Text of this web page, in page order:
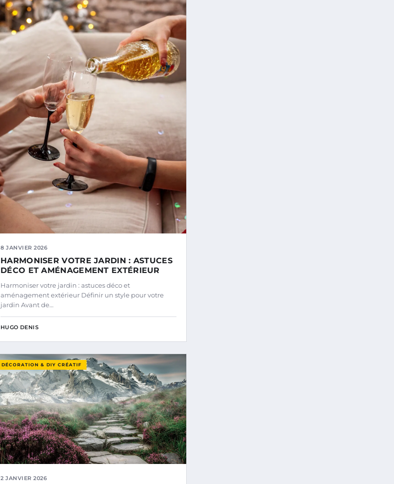
8 JANVIER 2026
HARMONISER VOTRE JARDIN : ASTUCES
DÉCO ET AMÉNAGEMENT EXTÉRIEUR
Harmoniser votre jardin : astuces déco et
aménagement extérieur Définir un style pour votre
jardin Avant de…
HUGO DENIS
DÉCORATION & DIY CRÉATIF
2 JANVIER 2026